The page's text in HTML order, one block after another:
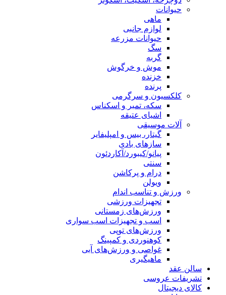
حیوانات
ماهی
لوازم جانبی
حیوانات مزرعه
سگ
گربه
موش و خرگوش
خزنده
پرنده
کلکسیون و سرگرمی
سکه، تمبر و اسکناس
اشیای عتیقه
آلات موسیقی
گیتار، بیس و امپلیفایر
سازهای بادی
پیانو/کیبورد/آکاردئون
سنتی
درام و پرکاشن
ویولن
ورزش و تناسب اندام
تجهیزات ورزشی
ورزش‌های زمستانی
اسب و تجهیزات اسب سواری
ورزش‌های توپی
کوهنوردی و کمپینگ
غواصی و ورزش‌های آبی
ماهیگیری
سالن عقد
تشریفات عروسی
کالای دیجیتال